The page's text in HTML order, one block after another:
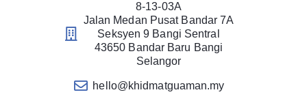
8-13-03A
Jalan Medan Pusat Bandar 7A
Seksyen 9 Bangi Sentral
43650 Bandar Baru Bangi
Selangor
hello@khidmatguaman.my